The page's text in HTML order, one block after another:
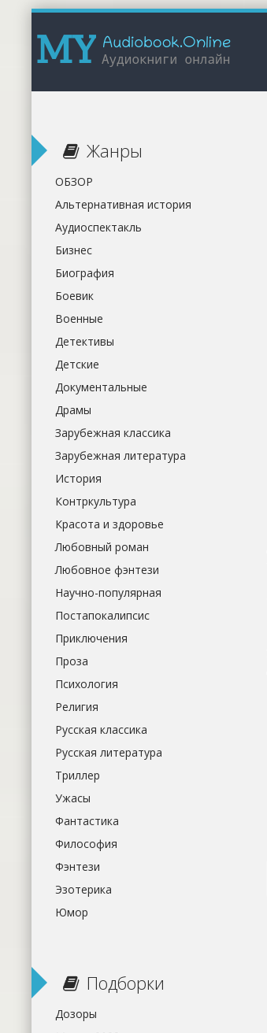
Жанры
ОБЗОР
Альтернативная история
Аудиоспектакль
Бизнес
Биография
Боевик
Военные
Детективы
Детские
Документальные
Драмы
Зарубежная классика
Зарубежная литература
История
Контркультура
Красота и здоровье
Любовный роман
Любовное фэнтези
Научно-популярная
Постапокалипсис
Приключения
Проза
Психология
Религия
Русская классика
Русская литература
Триллер
Ужасы
Фантастика
Философия
Фэнтези
Эзотерика
Юмор
Подборки
Дозоры